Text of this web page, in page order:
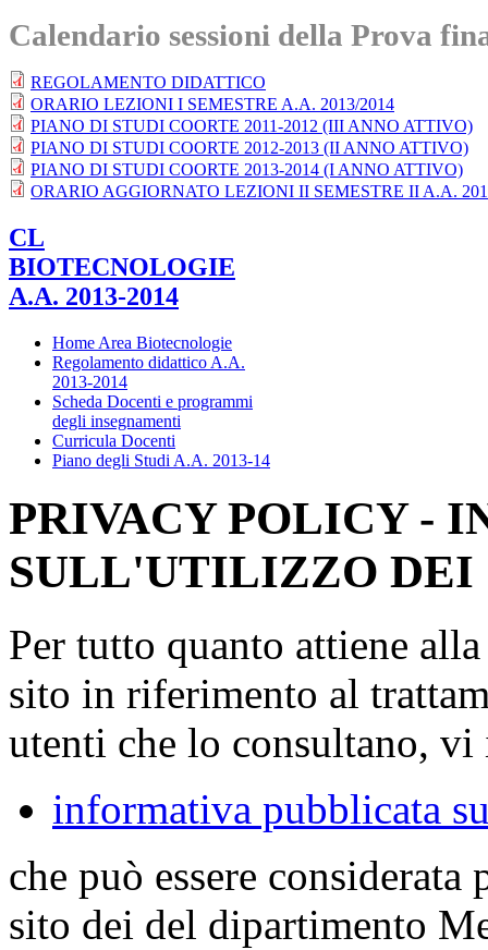
Calendario sessioni della Prova
REGOLAMENTO DIDATTICO
ORARIO LEZIONI I SEMESTRE A.A. 2013/2014
PIANO DI STUDI COORTE 2011-2012 (III ANNO ATTIVO)
PIANO DI STUDI COORTE 2012-2013 (II ANNO ATTIVO)
PIANO DI STUDI COORTE 2013-2014 (I ANNO ATTIVO)
ORARIO AGGIORNATO LEZIONI II SEMESTRE II A.A.
CL
BIOTECNOLOGIE
A.A. 2013-2014
Home Area Biotecnologie
Regolamento didattico A.A.
2013-2014
Scheda Docenti e programmi
degli insegnamenti
Curricula Docenti
Piano degli Studi A.A. 2013-14
PRIVACY POLICY -
SULL'UTILIZZO DEI
Per tutto quanto attiene
sito in riferimento al
utenti che lo consultano,
informativa pubblicata
che può essere
sito dei del dipartimento